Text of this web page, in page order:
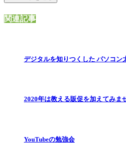
関連記事
デジタルを知りつくした パソコン
2020年は教える販促を加えてみま
YouTubeの勉強会